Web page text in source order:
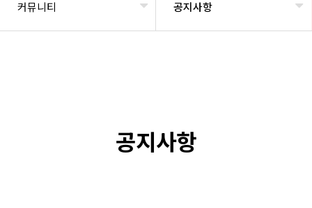
커뮤니티 공지사항
공지사항